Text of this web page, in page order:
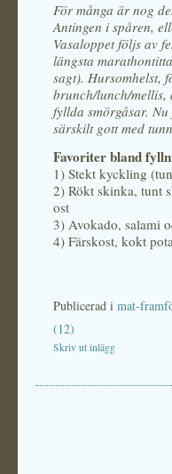
För många är nog
Antingen i spåren,
Vasaloppet följs av
längsta
sagt). Hursomhelst,
brunch/lunch/
fyllda smörgåsar.
särskilt gott med
Favoriter bland
1) Stekt kyckling
2) Rökt skinka, tunt
ost
3) Avokado, salami
4) Färskost, kokt
Publicerad i mat-
(12)
Skriv ut inlägg